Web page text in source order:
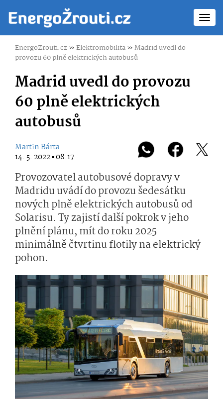
EnergoZrouti.cz»Elektromobilita»Madrid uvedl do
provozu 60 plně elektrických autobusů
Madrid uvedl do provozu
60 plně elektrických
autobusů
Martin Bárta
14. 5. 2022 ▪ 08:17
Provozovatel autobusové dopravy v
Madridu uvádí do provozu šedesátku
nových plně elektrických autobusů od
Solarisu. Ty zajistí další pokrok v jeho
plnění plánu, mít do roku 2025
minimálně čtvrtinu flotily na elektrický
pohon.